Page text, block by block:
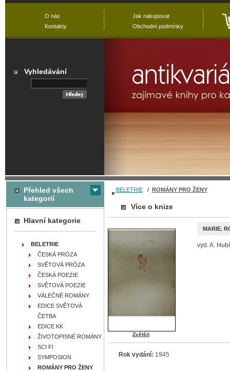
BELETRIE/ ROMÁNY PRO ŽENY
Více o knize
Zvětšit
MARIE.
vyd. A.
Rok vydání: 1945
Přehled všech
kategorií
Hlavní kategorie
BELETRIE
ČESKÁ PRÓZA
SVĚTOVÁ PRÓZA
ČESKÁ POEZIE
SVĚTOVÁ POEZIE
VÁLEČNÉ ROMÁNY
EDICE SVĚTOVÁ
ČETBA
EDICE KK
ŽIVOTOPISNÉ ROMÁNY
SCI FI
SYMPOSION
ROMÁNY PRO ŽENY
O nás
Kontakty
Jak nakupovat
Obchodní podmínky
Vyhledávání